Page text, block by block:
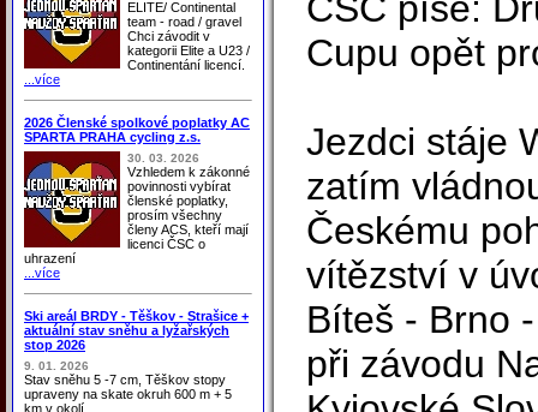
ELITE/ Continental
team - road / gravel
Chci závodit v
kategorii Elite a U23 /
Continentání licencí.
...více
2026 Členské spolkové poplatky AC
SPARTA PRAHA cycling z.s.
30. 03. 2026
Vzhledem k zákonné
povinnosti vybírat
členské poplatky,
prosím všechny
členy ACS, kteří mají
licenci ČSC o
uhrazení
...více
Ski areál BRDY - Těškov - Strašice +
aktuální stav sněhu a lyžařských
stop 2026
9. 01. 2026
Stav sněhu 5 -7 cm, Těškov stopy
upraveny na skate okruh 600 m + 5
km v okolí
ČSC píše:
Cupu opět
Jezdci stáje
zatím
Českému
vítězství v
Bíteš - Brno
při závodu